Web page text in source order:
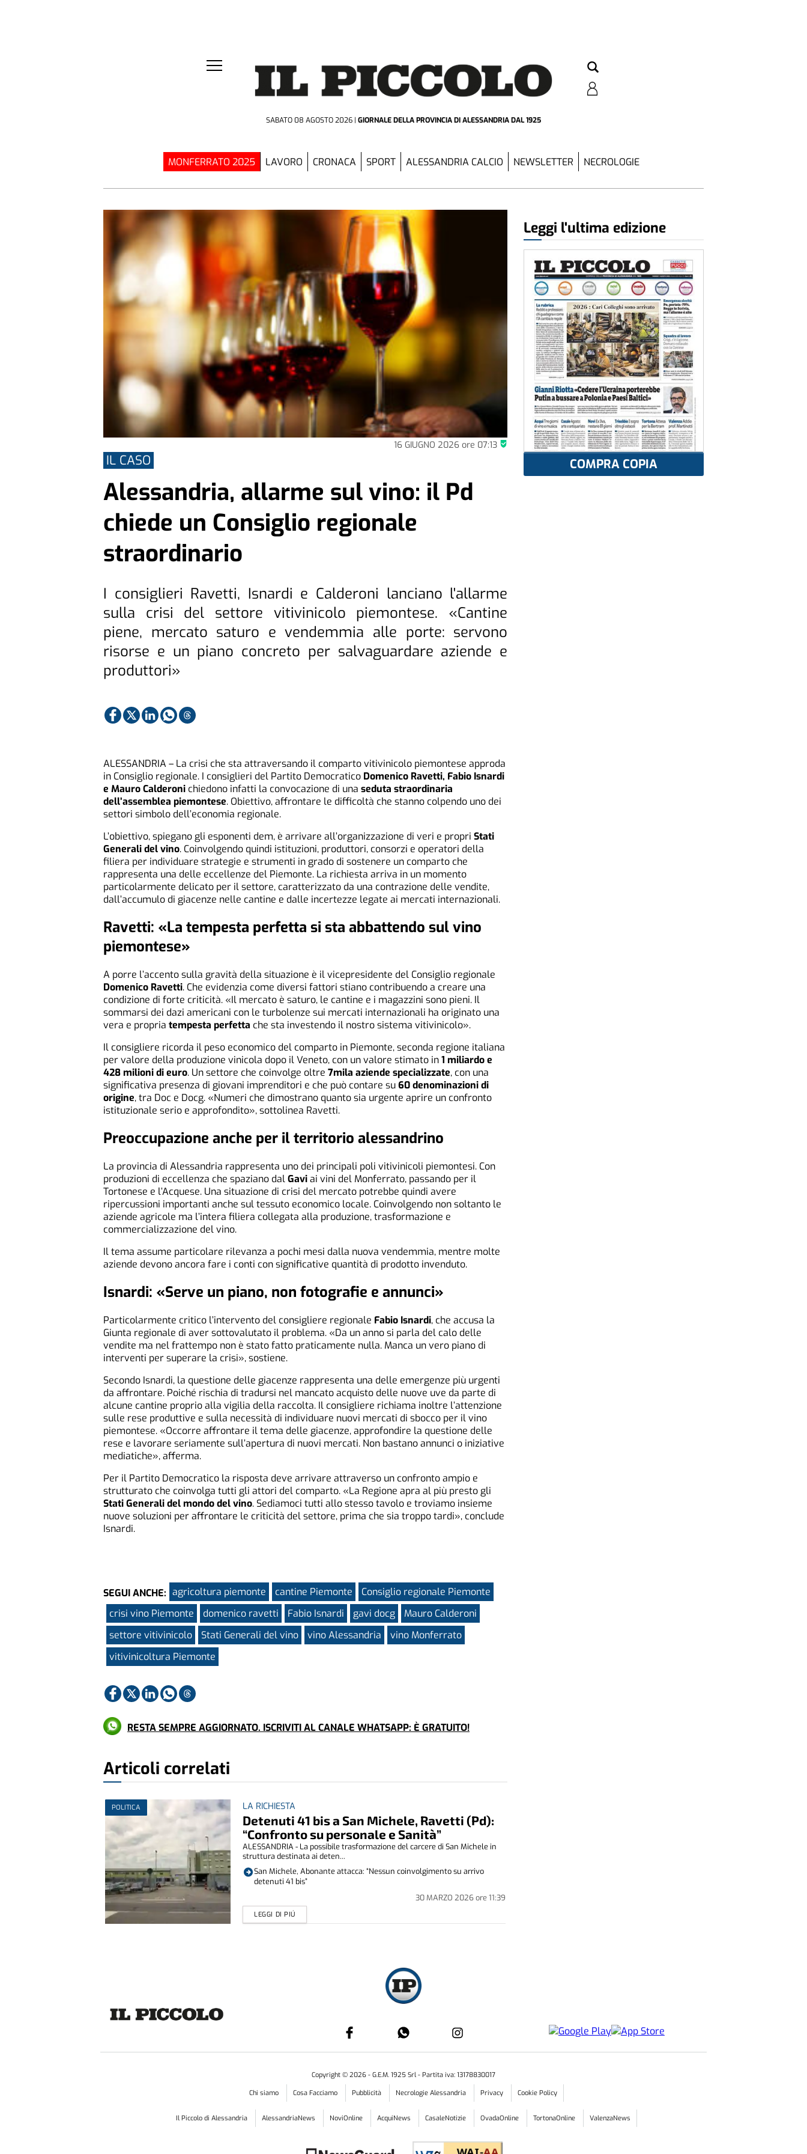
SABATO 08 AGOSTO 2026 GIORNALE DELLA PROVINCIADI ALESSANDRIA DAL 1925
MONFERRATO 2025 LAVORO CRONACA SPORT ALESSANDRIA CALCIO NEWSLETTER NECROLOGIE
16 GIUGNO 2026ore 07:13
IL CASO
Alessandria, allarme sul vino: il Pd
chiede un Consiglio regionale
straordinario
I consiglieri Ravetti, Isnardi e Calderoni lanciano l'allarme
sulla crisi del settore vitivinicolo piemontese. «Cantine
piene, mercato saturo e vendemmia alle porte: servono
risorse e un piano concreto per salvaguardare aziende e
produttori»
ALESSANDRIA – La crisi che sta attraversando il comparto vitivinicolo piemontese approda
in Consiglio regionale. I consiglieri del Partito Democratico Domenico Ravetti, Fabio Isnardi
e Mauro Calderoni chiedono infatti la convocazione di una seduta straordinaria
dell’assemblea piemontese. Obiettivo, affrontare le difficoltà che stanno colpendo uno dei
settori simbolo dell’economia regionale.
L’obiettivo, spiegano gli esponenti dem, è arrivare all’organizzazione di veri e propri Stati
Generali del vino. Coinvolgendo quindi istituzioni, produttori, consorzi e operatori della
filiera per individuare strategie e strumenti in grado di sostenere un comparto che
rappresenta una delle eccellenze del Piemonte. La richiesta arriva in un momento
particolarmente delicato per il settore, caratterizzato da una contrazione delle vendite,
dall’accumulo di giacenze nelle cantine e dalle incertezze legate ai mercati internazionali.
Ravetti: «La tempesta perfetta si sta abbattendo sul vino
piemontese»
A porre l’accento sulla gravità della situazione è il vicepresidente del Consiglio regionale
Domenico Ravetti. Che evidenzia come diversi fattori stiano contribuendo a creare una
condizione di forte criticità. «Il mercato è saturo, le cantine e i magazzini sono pieni. Il
sommarsi dei dazi americani con le turbolenze sui mercati internazionali ha originato una
vera e propria tempesta perfetta che sta investendo il nostro sistema vitivinicolo».
Il consigliere ricorda il peso economico del comparto in Piemonte, seconda regione italiana
per valore della produzione vinicola dopo il Veneto, con un valore stimato in1 miliardo e
428 milioni di euro. Un settore che coinvolge oltre 7mila aziende specializzate, con una
significativa presenza di giovani imprenditori e che può contare su60 denominazioni di
origine, tra Doc e Docg. «Numeri che dimostrano quanto sia urgente aprire un confronto
istituzionale serio e approfondito», sottolinea Ravetti.
Preoccupazione anche per il territorio alessandrino
La provincia di Alessandria rappresenta uno dei principali poli vitivinicoli piemontesi. Con
produzioni di eccellenza che spaziano dalGaviai vini del Monferrato, passando per il
Tortonese e l’Acquese. Una situazione di crisi del mercato potrebbe quindi avere
ripercussioni importanti anche sul tessuto economico locale. Coinvolgendo non soltanto le
aziende agricole ma l’intera filiera collegata alla produzione, trasformazione e
commercializzazione del vino.
Il tema assume particolare rilevanza a pochi mesi dalla nuova vendemmia, mentre molte
aziende devono ancora fare i conti con significative quantità di prodotto invenduto.
Isnardi: «Serve un piano, non fotografie e annunci»
Particolarmente critico l’intervento del consigliere regionale Fabio Isnardi, che accusa la
Giunta regionale di aver sottovalutato il problema. «Da un anno si parla del calo delle
vendite ma nel frattempo non è stato fatto praticamente nulla. Manca un vero piano di
interventi per superare la crisi», sostiene.
Secondo Isnardi, la questione delle giacenze rappresenta una delle emergenze più urgenti
da affrontare. Poiché rischia di tradursi nel mancato acquisto delle nuove uve da parte di
alcune cantine proprio alla vigilia della raccolta. Il consigliere richiama inoltre l’attenzione
sulle rese produttive e sulla necessità di individuare nuovi mercati di sbocco per il vino
piemontese. «Occorre affrontare il tema delle giacenze, approfondire la questione delle
rese e lavorare seriamente sull’apertura di nuovi mercati. Non bastano annunci o iniziative
mediatiche», afferma.
Per il Partito Democratico la risposta deve arrivare attraverso un confronto ampio e
strutturato che coinvolga tutti gli attori del comparto. «La Regione apra al più presto gli
Stati Generali del mondo del vino. Sediamoci tutti allo stesso tavolo e troviamo insieme
nuove soluzioni per affrontare le criticità del settore, prima che sia troppo tardi», conclude
Isnardi.
SEGUI ANCHE: agricoltura piemonte cantine Piemonte
Consiglio regionale Piemonte
crisi vino Piemonte
domenico ravetti Fabio Isnardi gavi docg
Mauro Calderoni
settore vitivinicolo
Stati Generali del vino vino Alessandria
vino Monferrato
vitivinicoltura Piemonte
RESTA SEMPRE AGGIORNATO. ISCRIVITI AL CANALE WHATSAPP: È GRATUITO!
Articoli correlati
POLITICA LA RICHIESTA
Detenuti 41 bis a San Michele, Ravetti (Pd):
“Confronto su personale e Sanità”
30 MARZO 2026ore 11:39
ALESSANDRIA - La possibile trasformazione del carcere di San Michele in
struttura destinata ai deten...
LEGGI DI PIÚ
San Michele, Abonante attacca: “Nessun coinvolgimento su arrivo
detenuti 41 bis”
Leggi l'ultima edizione
COMPRA COPIA
Copyright © 2026 - G.E.M. 1925 Srl - Partita iva: 13178830017
Chi siamo
Cosa Facciamo Pubblicità Necrologie Alessandria Privacy Cookie Policy
Il Piccolo di Alessandria AlessandriaNews NoviOnline AcquiNews CasaleNotizie OvadaOnline TortonaOnline ValenzaNews